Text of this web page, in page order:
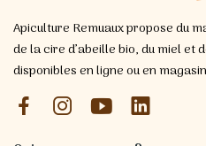
Apiculture Remuaux propose du
de la cire d’abeille bio, du miel et
disponibles en ligne ou en